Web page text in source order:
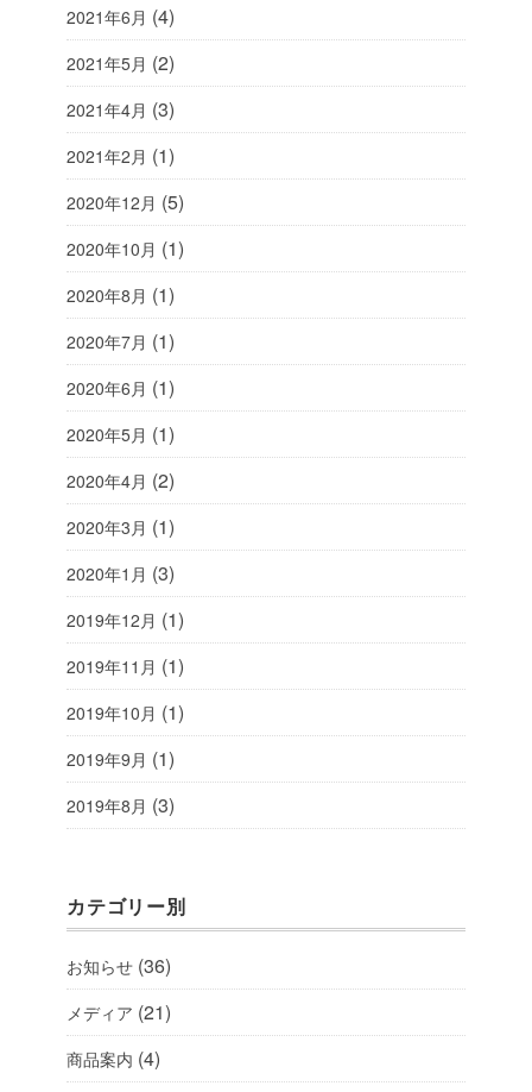
2021年6月 (4)
2021年5月 (2)
2021年4月 (3)
2021年2月 (1)
2020年12月 (5)
2020年10月 (1)
2020年8月 (1)
2020年7月 (1)
2020年6月 (1)
2020年5月 (1)
2020年4月 (2)
2020年3月 (1)
2020年1月 (3)
2019年12月 (1)
2019年11月 (1)
2019年10月 (1)
2019年9月 (1)
2019年8月 (3)
カテゴリー別
お知らせ (36)
メディア (21)
商品案内 (4)